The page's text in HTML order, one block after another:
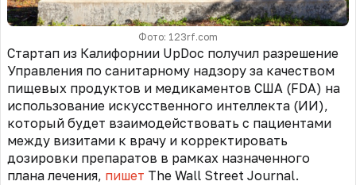
Фото: 123rf.com
Стартап из Калифорнии UpDoc получил разрешение
Управления по санитарному надзору за качеством
пищевых продуктов и медикаментов США (FDA) на
использование искусственного интеллекта (ИИ),
который будет взаимодействовать с пациентами
между визитами к врачу и корректировать
дозировки препаратов в рамках назначенного
плана лечения, пишет The Wall Street Journal.